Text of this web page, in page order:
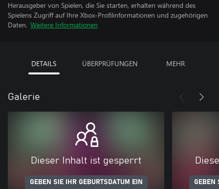
Herausgeber von Spielen, die Sie starten, erhalten während des
Spielens Zugriff auf Ihre Xbox-Profilinformationen und zugehörigen
Daten. Weitere Informationen
DETAILS ÜBERPRÜFUNGEN MEHR
Galerie
Dieser Inhalt ist gesperrt
GEBEN SIE IHR GEBURTSDATUM EIN GEBEN